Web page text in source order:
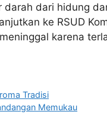
darah dari hidung
ke RSUD
karena
Tradisi
Memukau